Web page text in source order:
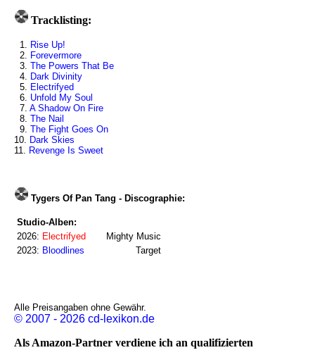
Tracklisting:
1. Rise Up!
2. Forevermore
3. The Powers That Be
4. Dark Divinity
5. Electrifyed
6. Unfold My Soul
7. A Shadow On Fire
8. The Nail
9. The Fight Goes On
10. Dark Skies
11. Revenge Is Sweet
Tygers Of Pan Tang - Discographie:
Studio-Alben:
2026: Electrifyed
Mighty Music
2023: Bloodlines Target
Alle Preisangaben ohne Gewähr.
© 2007 - 2026 cd-lexikon.de
Als Amazon-Partner verdiene ich an qualifizierten